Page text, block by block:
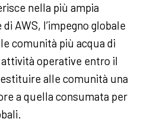
nella più ampia
AWS, l’impegno globale
comunità più acqua di
operative entro il
alle comunità una
a quella consumata per